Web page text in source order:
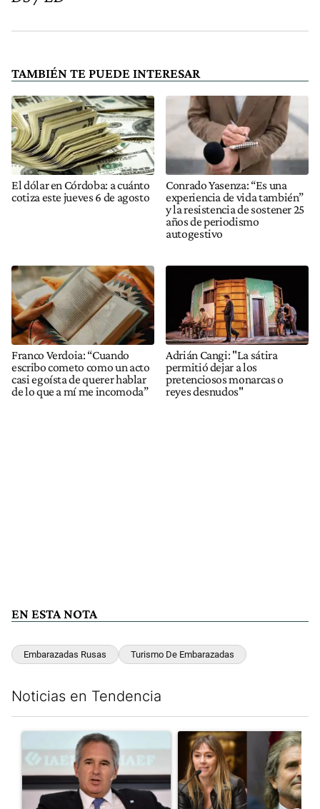
TAMBIÉN TE PUEDE INTERESAR
El dólar en Córdoba: a cuánto
cotiza este jueves 6 de agosto
Conrado Yasenza: “Es una
experiencia de vida también”
y la resistencia de sostener 25
años de periodismo
autogestivo
Franco Verdoia: “Cuando
escribo cometo como un acto
casi egoísta de querer hablar
de lo que a mí me incomoda”
Adrián Cangi: "La sátira
permitió dejar a los
pretenciosos monarcas o
reyes desnudos"
EN ESTA NOTA
Embarazadas Rusas Turismo De Embarazadas
Noticias en Tendencia
Un artículo de tendencia con el título ""Si no está de acuerdo
Un artículo de tendencia